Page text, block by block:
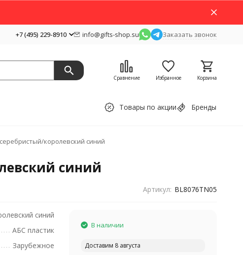
+7 (495) 229-8910 info@gifts-shop.su Заказать звонок
Сравнение Избранное Корзина
Товары по акции Бренды
королевский синий
синий
Артикул: BL8076TN05
синий
АБС пластик
Зарубежное
В наличии
Доставим 8 августа